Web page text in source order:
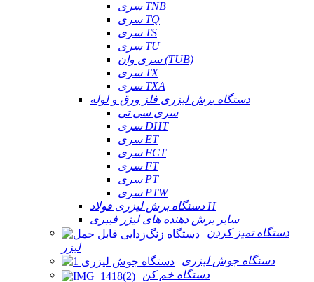
سری TNB
سری TQ
سری TS
سری TU
سری وان (TUB)
سری TX
سری TXA
دستگاه برش لیزری فلز ورق و لوله
سری سی تی
سری DHT
سری ET
سری FCT
سری FT
سری PT
سری PTW
دستگاه برش لیزری فولاد H
سایر برش دهنده های لیزر فیبری
دستگاه تمیز کردن
لیزر
دستگاه جوش لیزری
دستگاه خم کن